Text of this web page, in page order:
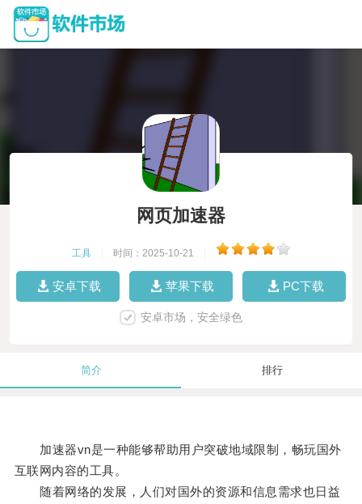
网页加速器
工具 时间：2025-10-21
安卓下载 苹果下载 PC下载
安卓市场，安全绿色
简介 排行
加速器vn是一种能够帮助用户突破地域限制，畅玩国外
互联网内容的工具。
随着网络的发展，人们对国外的资源和信息需求也日益